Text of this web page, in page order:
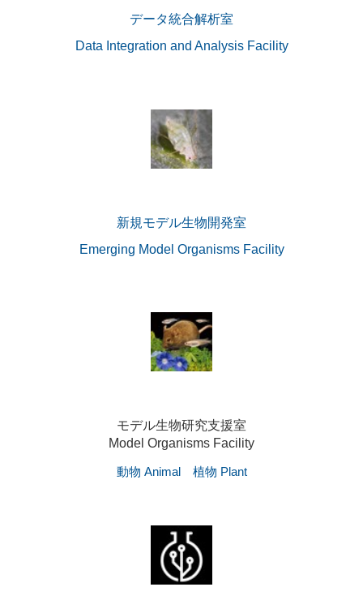
データ統合解析室
Data Integration and Analysis Facility
新規モデル生物開発室
Emerging Model Organisms Facility
モデル生物研究支援室
Model Organisms Facility
動物 Animal 植物 Plant